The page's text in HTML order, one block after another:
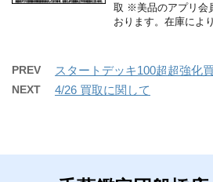
取 ※美品のアプリ会
おります。在庫によ
PREV スタートデッキ100超超強化
NEXT 4/26 買取に関して